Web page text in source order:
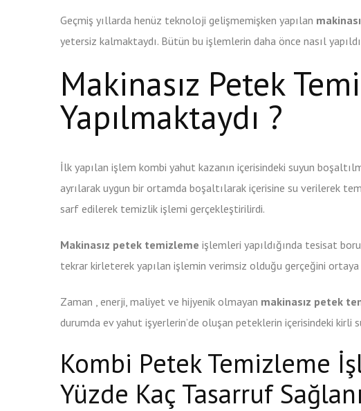
Geçmiş yıllarda henüz teknoloji gelişmemişken yapılan
yetersiz kalmaktaydı. Bütün bu işlemlerin daha önce nasıl
Makinasız Petek
Yapılmaktaydı ?
İlk yapılan işlem kombi yahut kazanın içerisindeki suyun
ayrılarak uygun bir ortamda boşaltılarak içerisine su verilerek
sarf edilerek temizlik işlemi gerçekleştirilirdi.
Makinasız petek temizleme işlemleri yapıldığında tesisat
tekrar kirleterek yapılan işlemin verimsiz olduğu gerçeğini
Zaman , enerji, maliyet ve hijyenik olmayan makinasız petek
durumda ev yahut işyerlerin’de oluşan peteklerin içerisindeki
Kombi Petek Temizleme
Yüzde Kaç Tasarruf